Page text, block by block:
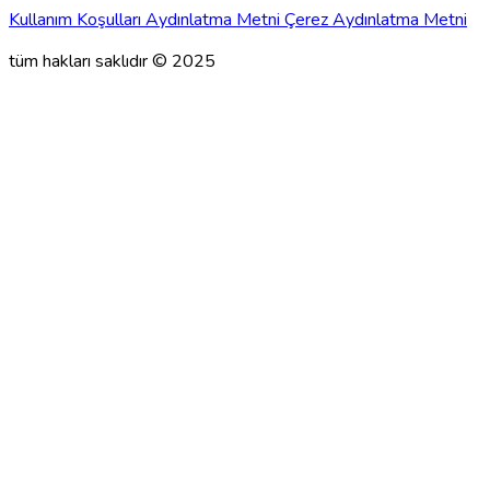
Kullanım Koşulları Aydınlatma Metni Çerez Aydınlatma Metni
tüm hakları saklıdır © 2025